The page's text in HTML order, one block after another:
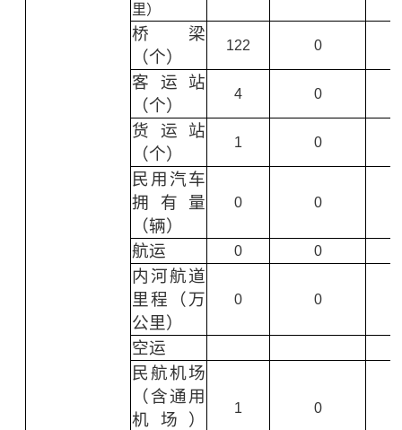
里）
桥梁
（个）
122 0
客运站
（个）
4 0
货运站
（个）
1 0
民用汽车
拥有量
（辆）
0 0
航运 0 0
内河航道
里程（万
公里）
0 0
空运
民航机场
（含通用
机场）
1 0